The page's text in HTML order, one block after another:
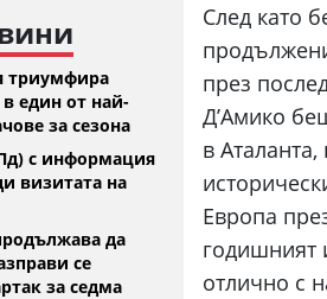
триумфира
един от най-
за сезона
с информация
визитата на
да
се
за седма
След като
през
Д’Амико
в
Европа
годишният
отлично с
е казал "да" на Пари Сен